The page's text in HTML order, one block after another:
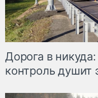
Дорога в
контроль душит